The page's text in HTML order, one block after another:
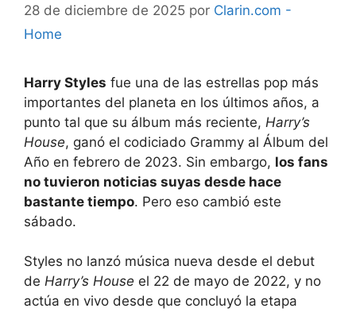
28 de diciembre de 2025 por Clarin.com -
Home
Harry Styles fue una de las estrellas pop más
importantes del planeta en los últimos años, a
punto tal que su álbum más reciente, Harry’s
House, ganó el codiciado Grammy al Álbum del
Año en febrero de 2023. Sin embargo, los fans
no tuvieron noticias suyas desde hace
bastante tiempo. Pero eso cambió este
sábado.
Styles no lanzó música nueva desde el debut
de Harry’s House el 22 de mayo de 2022, y no
actúa en vivo desde que concluyó la etapa